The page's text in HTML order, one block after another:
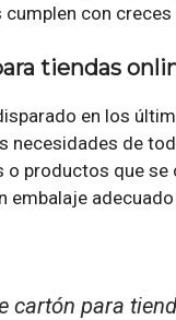
con
tiendas
en los
necesidades de
productos que se
embalaje
cartón para